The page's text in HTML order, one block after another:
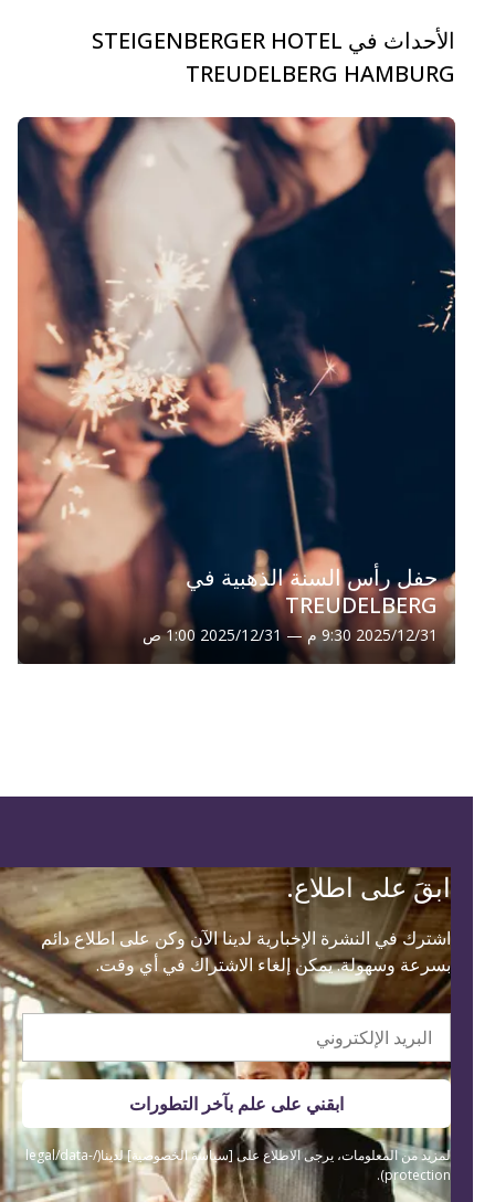
الأحداث في STEIGENBERGER HOTEL
TREUDELBERG HAMBURG
carousel.aria_current_slide
حفل رأس السنة الذهبية في
TREUDELBERG
31‏/12‏/2025 9:30 م — 31‏/12‏/2025 1:00 ص
ابقَ على اطلاع.
اشترك في النشرة الإخبارية لدينا الآن وكن على اطلاع دائم
بسرعة وسهولة. يمكن إلغاء الاشتراك في أي وقت.
البريد الإلكتروني
ابقني على علم بآخر التطورات
لمزيد من المعلومات، يرجى الاطلاع على [سياسة الخصوصية] لدينا(/legal/data-
protection).